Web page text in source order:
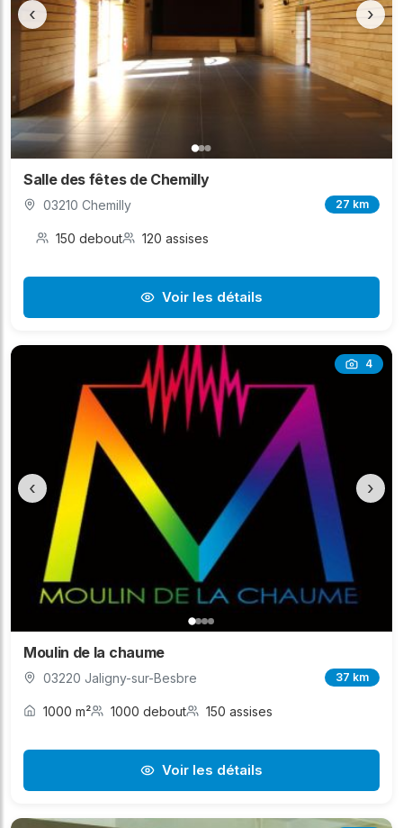
‹ ›
Salle des fêtes de Chemilly
03210 Chemilly 27 km
150 debout 120 assises
Voir les détails
4
‹ ›
Moulin de la chaume
03220 Jaligny-sur-Besbre 37 km
1000 m² 1000 debout 150 assises
Voir les détails